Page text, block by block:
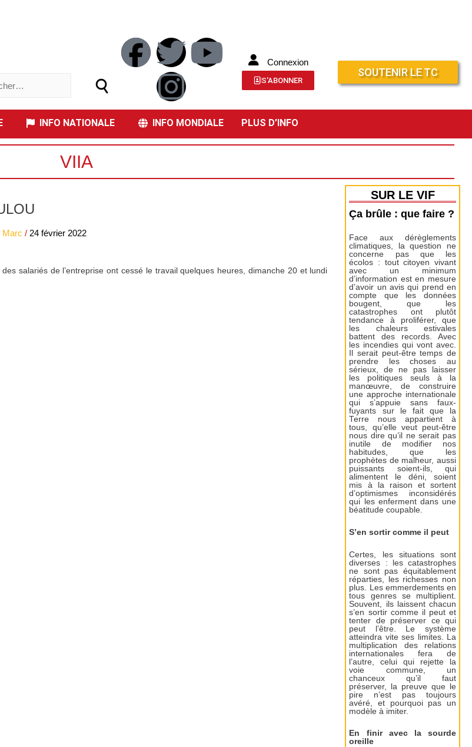
Connexion
S'ABONNER
SOUTENIR LE TC
INFO NATIONALE INFO MONDIALE PLUS D’INFO
VIIA
Marc / 24 février 2022
salariés de l’entreprise ont cessé le travail quelques heures, dimanche 20 et lundi
SUR LE VIF
Ça brûle : que faire ?
Face aux dérèglements
climatiques, la question ne
concerne pas que les
écolos : tout citoyen vivant
avec un minimum
d’information est en mesure
d’avoir un avis qui prend en
compte que les données
bougent, que les
catastrophes ont plutôt
tendance à proliférer, que
les chaleurs estivales
battent des records. Avec
les incendies qui vont avec.
Il serait peut-être temps de
prendre les choses au
sérieux, de ne pas laisser
les politiques seuls à la
manœuvre, de construire
une approche internationale
qui s’appuie sans faux-
fuyants sur le fait que la
Terre nous appartient à
tous, qu’elle veut peut-être
nous dire qu’il ne serait pas
inutile de modifier nos
habitudes, que les
prophètes de malheur, aussi
puissants soient-ils, qui
alimentent le déni, soient
mis à la raison et sortent
d’optimismes inconsidérés
qui les enferment dans une
béatitude coupable.
S’en sortir comme il peut
Certes, les situations sont
diverses : les catastrophes
ne sont pas équitablement
réparties, les richesses non
plus. Les emmerdements en
tous genres se multiplient.
Souvent, ils laissent chacun
s’en sortir comme il peut et
tenter de préserver ce qui
peut l’être. Le système
atteindra vite ses limites. La
multiplication des relations
internationales fera de
l’autre, celui qui rejette la
voie commune, un
chanceux qu’il faut
préserver, la preuve que le
pire n’est pas toujours
avéré, et pourquoi pas un
modèle à imiter.
En finir avec la sourde
oreille